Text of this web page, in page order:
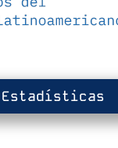
Estadísticas